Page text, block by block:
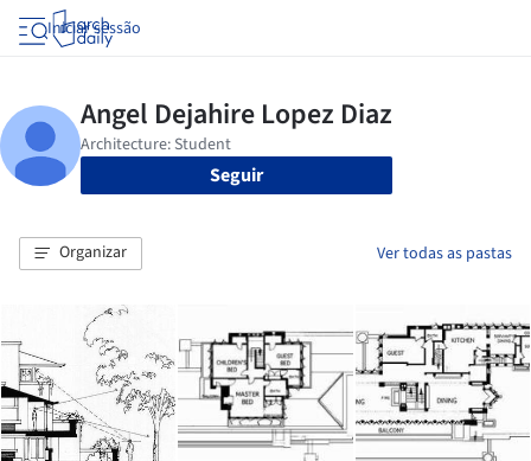
Iniciar sessão
Seguir
Organizar Ver todas as pastas